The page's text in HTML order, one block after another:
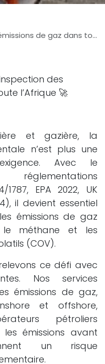
de gaz dans toute l’Afrique
des
l’Afrique 🚀​
et gazière, la
n’est plus une
Avec le
EPA 2022, UK
il devient essentiel
émissions de gaz
le méthane et les
(COV).
ce défi avec
Nos services
émissions de gaz,
et offshore,
pétroliers
émissions avant
un risque